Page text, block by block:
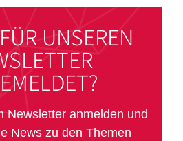
UNSEREN
Newsletter anmelden und
News zu den Themen